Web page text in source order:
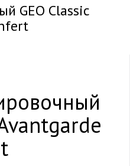
GEO Classic